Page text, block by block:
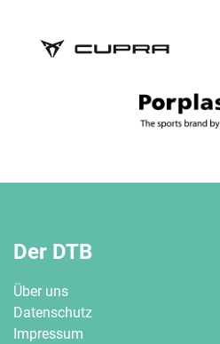
Der DTB
Über uns
Datenschutz
Impressum